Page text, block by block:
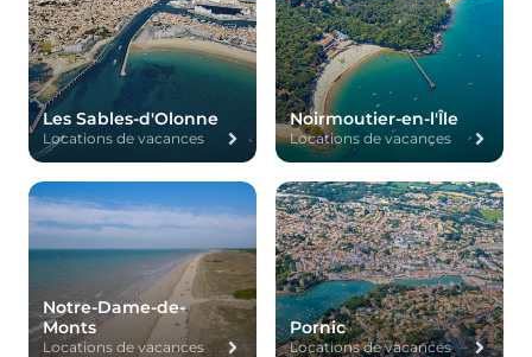
Les Sables-d'Olonne
Locations de vacances
Noirmoutier-en-l'Île
Locations de vacances
Notre-Dame-de-
Monts
Locations de vacances
Pornic
Locations de vacances